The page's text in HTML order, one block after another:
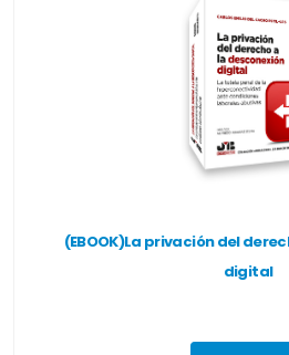
(EBOOK)La privación del
digital